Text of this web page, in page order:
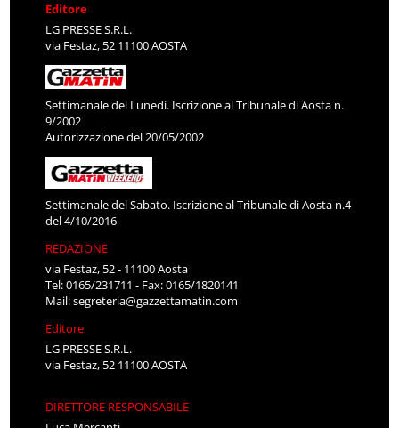
Editore
LG PRESSE S.R.L.
via Festaz, 52 11100 AOSTA
Settimanale del Lunedì. Iscrizione al Tribunale di Aosta n.
9/2002
Autorizzazione del 20/05/2002
Settimanale del Sabato. Iscrizione al Tribunale di Aosta n.4
del 4/10/2016
REDAZIONE
via Festaz, 52 - 11100 Aosta
Tel: 0165/231711 - Fax: 0165/1820141
Mail:segreteria@gazzettamatin.com
Editore
LG PRESSE S.R.L.
via Festaz, 52 11100 AOSTA
DIRETTORE RESPONSABILE